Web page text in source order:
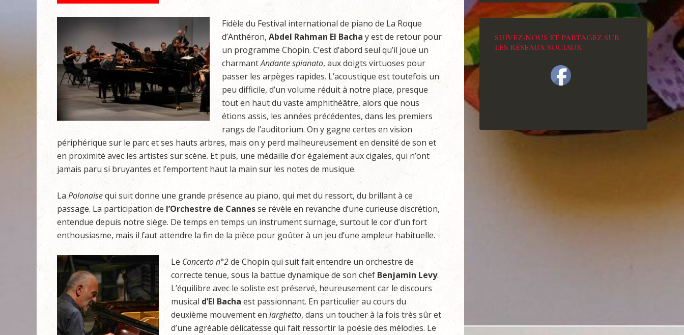
Fidèle du Festival international de piano de La Roque
d’Anthéron, Abdel Rahman El Bacha y est de retour pour
un programme Chopin. C’est d’abord seul qu’il joue un
charmantAndantespianato, aux doigts virtuoses pour
passer les arpèges rapides. L’acoustique est toutefois un
peu difficile, d’un volume réduit à notre place, presque
tout en haut du vaste amphithéâtre, alors que nous
étions assis, les années précédentes, dans les premiers
rangs de l’auditorium. On y gagne certes en vision
périphérique sur le parc et ses hauts arbres, mais on y perd malheureusement en densité de son et
en proximité avec les artistes sur scène. Et puis, une médaille d’or également aux cigales, qui n’ont
jamais paru si bruyantes et l’emportent haut la main sur les notes de musique.
La Polonaisequi suit donne une grande présence au piano, qui met du ressort, du brillant à ce
passage. La participation de l’Orchestre de Cannesse révèle en revanche d’une curieuse discrétion,
entendue depuis notre siège. De temps en temps un instrument surnage, surtout le cor d’un fort
enthousiasme, mais il faut attendre la fin de la pièce pour goûter à un jeu d’une ampleur habituelle.
Le Concerton°2de Chopin qui suit fait entendre un orchestre de
correcte tenue, sous la battue dynamique de son chef Benjamin Levy.
L’équilibre avec le soliste est préservé, heureusement car le discours
musical d’El Bacha est passionnant. En particulier au cours du
deuxième mouvement en larghetto, dans un toucher à la fois très sûr et
d’une agréable délicatesse qui fait ressortir la poésie des mélodies. Le
SUIVEZ-NOUS ET PARTAGEZ SUR
LES RÉSEAUX SOCIAUX